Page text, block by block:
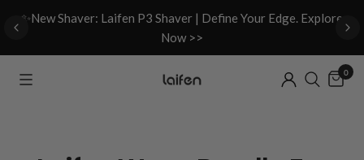
✨New Shaver: Laifen P3 Shaver | Define Your Edge. Explore
Now >>
0